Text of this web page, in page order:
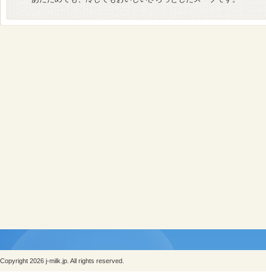
Copyright 2026 j-milk.jp. All rights reserved.